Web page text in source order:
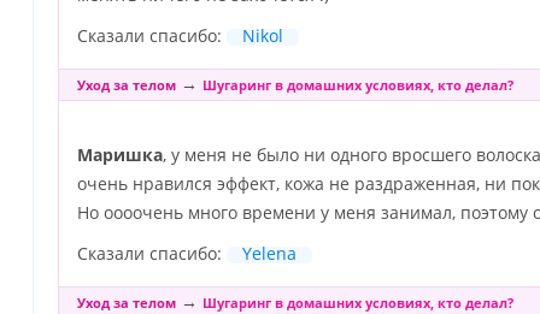
Сказали спасибо:
Nikol
Уход за телом → Шугаринг в домашних условиях, кто делал?
Маришка, у меня не было ни одного вросшего
очень нравился эффект, кожа не раздраженная, ни
Но оооочень много времени у меня занимал, поэтому
Сказали спасибо:
Yelena
Уход за телом → Шугаринг в домашних условиях, кто делал?